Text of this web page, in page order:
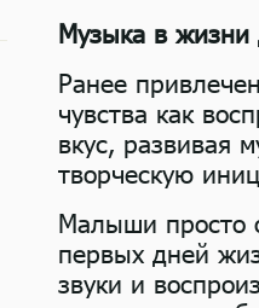
Музыка в жизни
Ранее
чувства как
вкус, развивая
творческую
Малыши просто
первых дней
звуки и